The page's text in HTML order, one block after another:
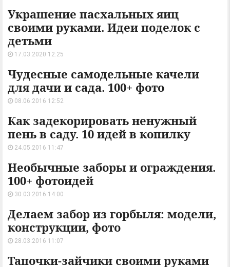
Украшение пасхальных яиц
своими руками. Идеи поделок с
детьми
17.03.2020 12:25
Чудесные самодельные качели
для дачи и сада. 100+ фото
08.06.2016 12:52
Как задекорировать ненужный
пень в саду. 10 идей в копилку
24.05.2016 11:47
Необычные заборы и ограждения.
100+ фотоидей
30.03.2016 14:00
Делаем забор из горбыля: модели,
конструкции, фото
28.03.2016 11:07
Тапочки-зайчики своими руками